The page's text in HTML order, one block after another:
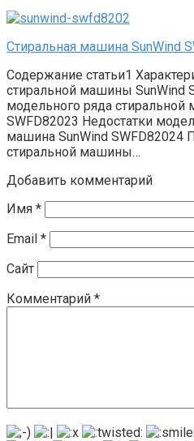
Стиральная машина SunWind
Содержание статьи1
стиральной машины SunWind
модельного ряда стиральной
SWFD82023 Недостатки
машина SunWind SWFD82024
стиральной машины…
Добавить комментарий
Имя *
Email *
Сайт
Комментарий *